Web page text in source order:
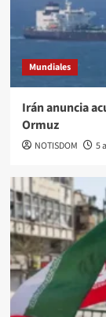
Mundiales
Irán anuncia
Ormuz
NOTISDOM 5